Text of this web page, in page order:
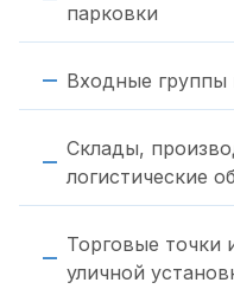
парковки
Входные
Склады,
логистические
Торговые точки
уличной